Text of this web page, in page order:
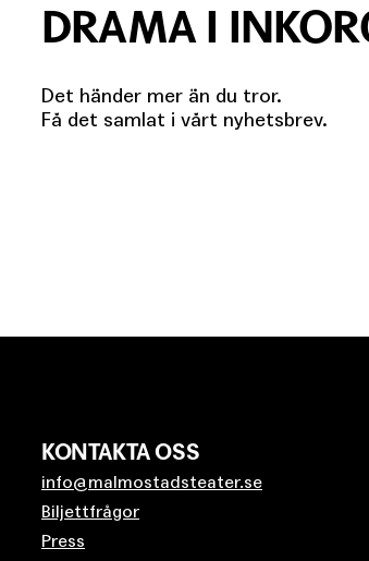
DRAMA I
Det händer mer än du tror.
Få det samlat i vårt nyhetsbrev.
KONTAKTA OSS
info@malmostadsteater.se
Biljettfrågor
Press